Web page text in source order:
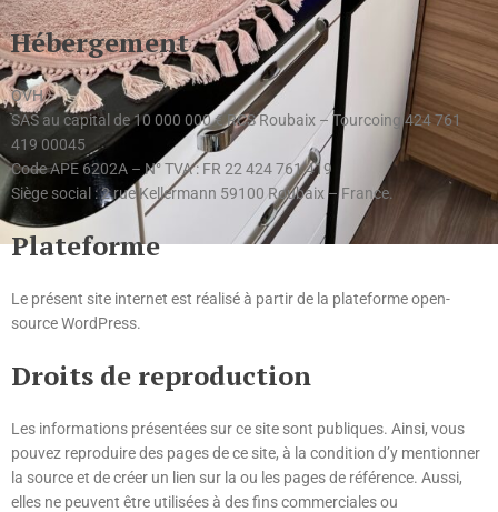
Hébergement
OVH
SAS au capital de 10 000 000 € RCS Roubaix – Tourcoing 424 761
419 00045
Code APE 6202A – N° TVA : FR 22 424 761 419
Siège social : 2 rue Kellermann 59100 Roubaix – France.
Plateforme
Le présent site internet est réalisé à partir de la plateforme open-
source WordPress.
Droits de reproduction
Les informations présentées sur ce site sont publiques. Ainsi, vous
pouvez reproduire des pages de ce site, à la condition d’y mentionner
la source et de créer un lien sur la ou les pages de référence. Aussi,
elles ne peuvent être utilisées à des fins commerciales ou